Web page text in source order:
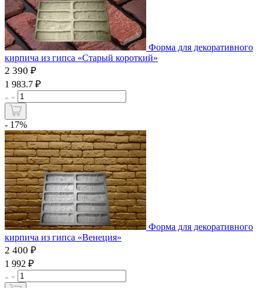
Форма для декоративного
кирпича из гипса «Старый короткий»
2 390 ₽
1 983.7 ₽
- 17%
Форма для декоративного
кирпича из гипса «Венеция»
2 400 ₽
1 992 ₽